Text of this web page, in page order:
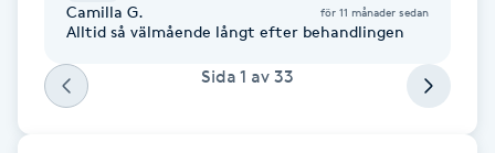
Fotvård
Fransar
Camilla G. för 11 månader sedan
Alltid så välmående långt efter behandlingen
Sida 1 av 33